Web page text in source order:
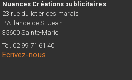
Nuances Créations publicitaires
23 rue du lotier des marais
P.A. lande de St-Jean
35600 Sainte-Marie
Tél. 02 99 71 61 40
Ecrivez-nous